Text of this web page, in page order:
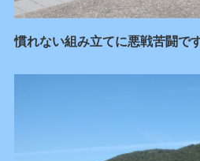
慣れない組み立てに悪戦苦闘で